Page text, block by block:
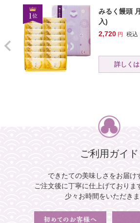
みるく饅頭
入)
2,720
税込
詳しく
ご利用ガイド
できたての美味しさをお届け
ご注文後に丁寧に仕上げておりま
少々お時間をいただきま